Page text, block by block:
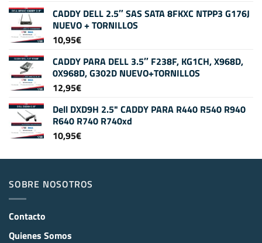
CADDY DELL 2.5″ SAS SATA 8FKXC NTPP3 G176J
NUEVO + TORNILLOS
10,95€
CADDY PARA DELL 3.5″ F238F, KG1CH, X968D,
0X968D, G302D NUEVO+TORNILLOS
12,95€
Dell DXD9H 2.5" CADDY PARA R440 R540 R940
R640 R740 R740xd
10,95€
SOBRE NOSOTROS
Contacto
Quienes Somos